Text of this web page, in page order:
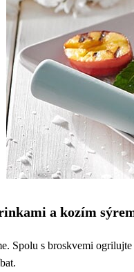
a kozím
Spolu s broskvemi